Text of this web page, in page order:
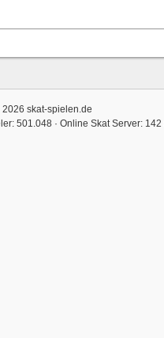
skat-spielen.de
501.048 · Online Skat Server: